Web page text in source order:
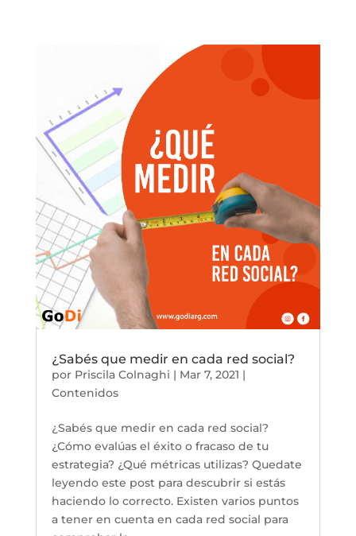
¿Sabés que medir en cada red social?
por Priscila Colnaghi | Mar 7, 2021 |
Contenidos
¿Sabés que medir en cada red social?
¿Cómo evalúas el éxito o fracaso de tu
estrategia? ¿Qué métricas utilizas? Quedate
leyendo este post para descubrir si estás
haciendo lo correcto. Existen varios puntos
a tener en cuenta en cada red social para